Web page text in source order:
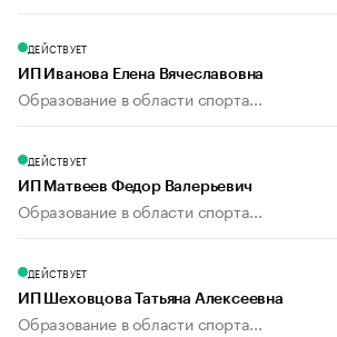
ДЕЙСТВУЕТ
ИП Иванова Елена Вячеславовна
Образование в области спорта...
ДЕЙСТВУЕТ
ИП Матвеев Федор Валерьевич
Образование в области спорта...
ДЕЙСТВУЕТ
ИП Шеховцова Татьяна Алексеевна
Образование в области спорта...